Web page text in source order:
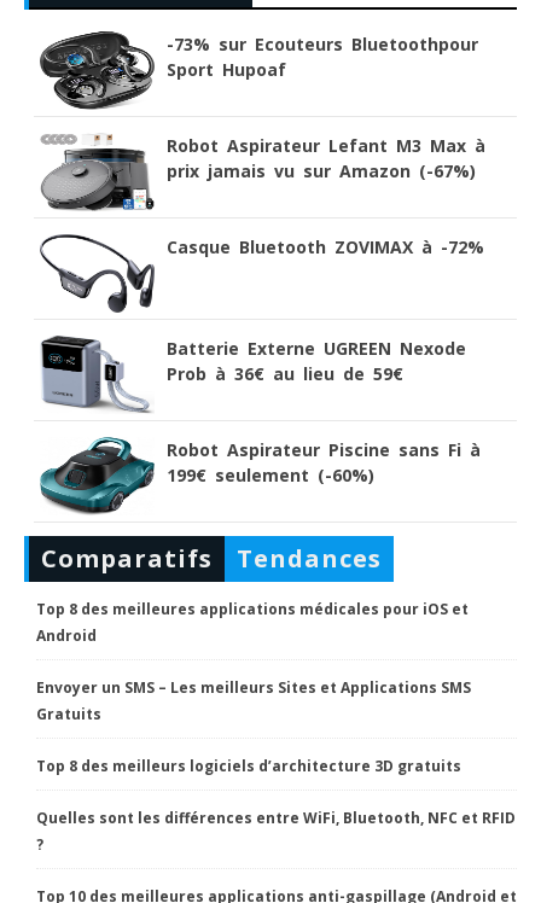
-73% sur Ecouteurs Bluetoothpour
Sport Hupoaf
Robot Aspirateur Lefant M3 Max à
prix jamais vu sur Amazon (-67%)
Casque Bluetooth ZOVIMAX à -72%
Batterie Externe UGREEN Nexode
Prob à 36€ au lieu de 59€
Robot Aspirateur Piscine sans Fi à
199€ seulement (-60%)
Comparatifs Tendances
Top 8 des meilleures applications médicales pour iOS et
Android
Envoyer un SMS – Les meilleurs Sites et Applications SMS
Gratuits
Top 8 des meilleurs logiciels d’architecture 3D gratuits
Quelles sont les différences entre WiFi, Bluetooth, NFC et RFID
?
Top 10 des meilleures applications anti-gaspillage (Android et